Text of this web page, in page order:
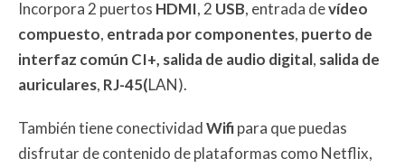
Incorpora 2 puertos HDMI, 2 USB, entrada devídeo
compuesto, entrada por componentes, puerto de
interfaz común CI+, salida de audio digital, salidade
auriculares, RJ-45(LAN).
También tiene conectividadWifipara que puedas
disfrutar de contenido de plataformas como Netflix,